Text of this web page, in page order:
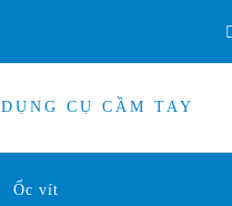
DỤNG CỤ CẦM TAY
Ốc vít